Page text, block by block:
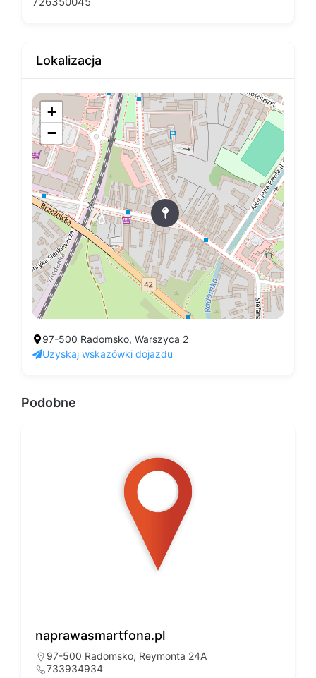
Lokalizacja
+
−
97-500 Radomsko, Warszyca 2
Uzyskaj wskazówki dojazdu
Podobne
naprawasmartfona.pl
97-500 Radomsko, Reymonta 24A
733934934